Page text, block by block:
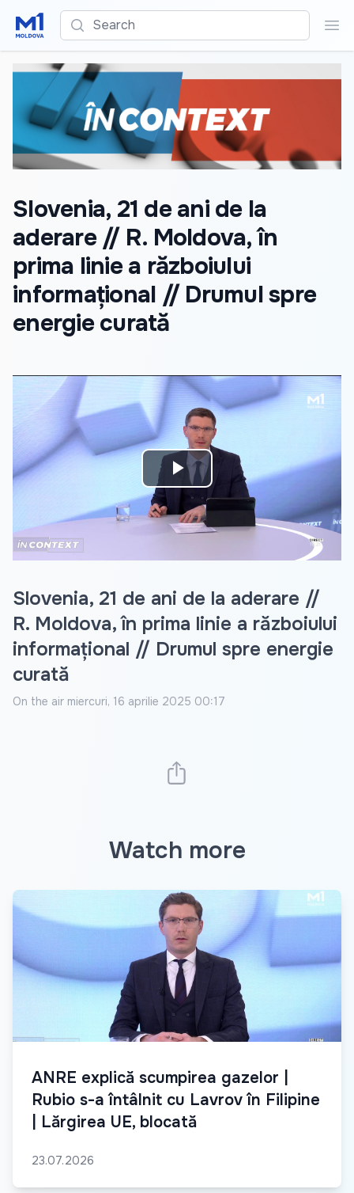
Search
Slovenia, 21 de ani de la
aderare // R. Moldova, în
prima linie a războiului
informațional // Drumul spre
energie curată
Play
Video
Slovenia, 21 de ani de la aderare //
R. Moldova, în prima linie a războiului
informațional // Drumul spre energie
curată
On the air miercuri, 16 aprilie 2025 00:17
Watch more
ANRE explică scumpirea gazelor |
Rubio s-a întâlnit cu Lavrov în Filipine
| Lărgirea UE, blocată
23.07.2026